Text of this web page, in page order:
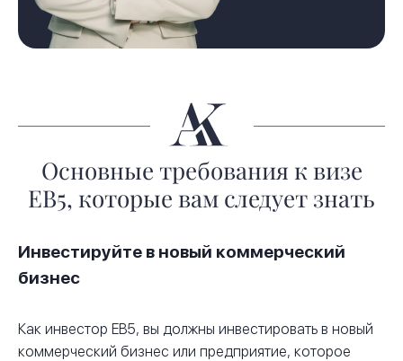
Основные требования к визе
EB5, которые вам следует знать
Инвестируйте в новый коммерческий
бизнес
Как инвестор EB5, вы должны инвестировать в новый
коммерческий бизнес или предприятие, которое